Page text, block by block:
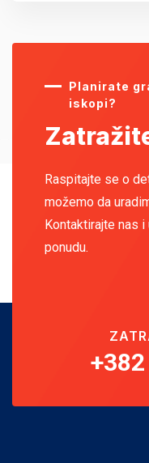
Planirate
iskopi?
Raspitajte se o
možemo da
Kontaktirajte nas i
ponudu.